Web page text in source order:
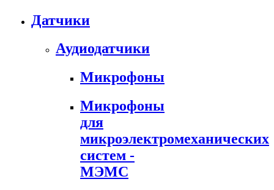
Датчики
Аудиодатчики
Микрофоны
Микрофоны
для
микроэлектромеханических
систем -
МЭМС